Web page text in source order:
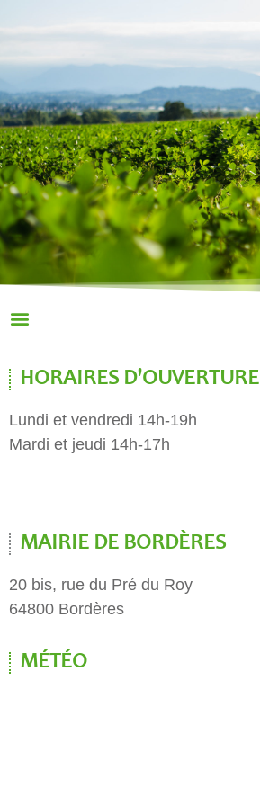
HORAIRES D'OUVERTURE
Lundi et vendredi 14h-19h
Mardi et jeudi 14h-17h
MAIRIE DE BORDÈRES
20 bis, rue du Pré du Roy
64800 Bordères
MÉTÉO